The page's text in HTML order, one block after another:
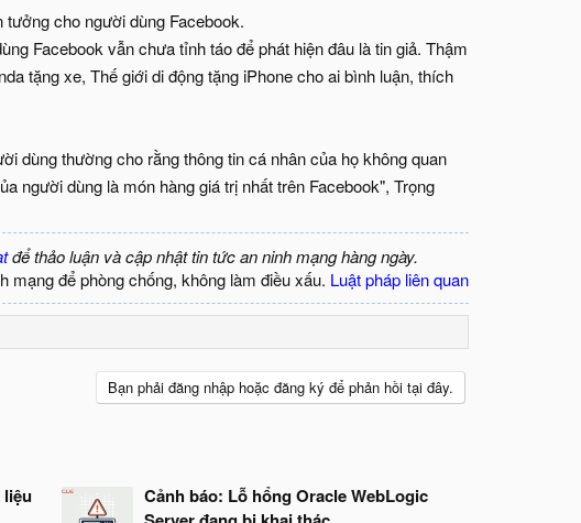
cho người dùng Facebook.
Facebook vẫn chưa tỉnh táo để phát hiện đâu là tin giả. Thậm
tặng xe, Thế giới di động tặng iPhone cho ai bình luận, thích
dùng thường cho rằng thông tin cá nhân của họ không quan
người dùng là món hàng giá trị nhất trên Facebook", Trọng
để thảo luận và cập nhật tin tức an ninh mạng hàng ngày.
mạng để phòng chống, không làm điều xấu. Luật pháp liên quan
Bạn phải đăng nhập hoặc đăng ký để phản hồi tại đây.
liệu
Cảnh báo: Lỗ hổng Oracle WebLogic